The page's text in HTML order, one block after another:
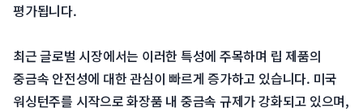
평가됩니다.
최근 글로벌 시장에서는 이러한 특성에 주목하며 립 제품의
중금속 안전성에 대한 관심이 빠르게 증가하고 있습니다. 미국
워싱턴주를 시작으로 화장품 내 중금속 규제가 강화되고 있으며,